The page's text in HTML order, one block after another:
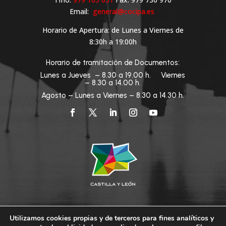
Email: general@cocipa.es
Horario de Apertura: de Lunes a Viernes de
8:30h a 19:00h
Horario de tramitación de Documentos:
Lunes a Jueves – 8.30 a 19.00 h. Viernes
– 8.30 a 14.00 h.
Agosto – Lunes a Viernes – 8.30 a 14.30 h.
Utilizamos cookies propias y de terceros para fines analíticos y